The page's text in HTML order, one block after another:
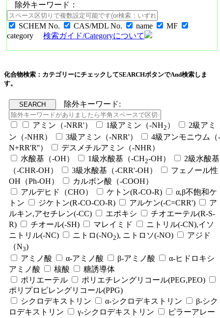
除外キーワード：
SCHEM No. CAS/MDL No. name
MF
category
検索ガイド/Categoryについて
化合物検索：カテゴリーにチェックしてSEARCHボタンでAnd検索しま
す。
除外キーワード:
アミン（-NRR'） 1級アミン（-NH2 ）
2級アミ
ン（-NHR）
3級アミン（-NRR'）
4級アンモニウム（-
N+RR'R''）
デスメチルアミン（-NHR）
水酸基（-OH）
1級水酸基（-CH2-OH）
2級水酸基
（-CHR-OH）
3級水酸基（-CRR'-OH）
フェノール性
OH（Ph-OH）
カルボン酸（-COOH）
アルデヒド（CHO）
ケトン(R-CO-R)
α,β不飽和ケ
トン
ジケトン(R-CO-CO-R) アルケン(-C=CRR')
ア
ルキン,アセチレン(-CC)
エポキシ
チオエーテル(R-S-
R)
チオール(-SH) マレイミド
ニトリル(-CN),イソ
ニトリル(-NC)
ニトロ(-NO2), ニトロソ(-NO)
アジド
（N3)
アミノ酸
α-アミノ酸 β-アミノ酸
α-ヒドロキシ
アミノ酸
核酸
糖誘導体
ポリエーテル
ポリエチレングリコール(PEG,PEO)
ポリプロピレングリコール(PPG)
シクロデキストリン
α-シクロデキストリン
β-シク
ロデキストリン
γ-シクロデキストリン ピラーアレー